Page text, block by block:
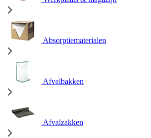
Absorptiematerialen
Afvalbakken
Afvalzakken